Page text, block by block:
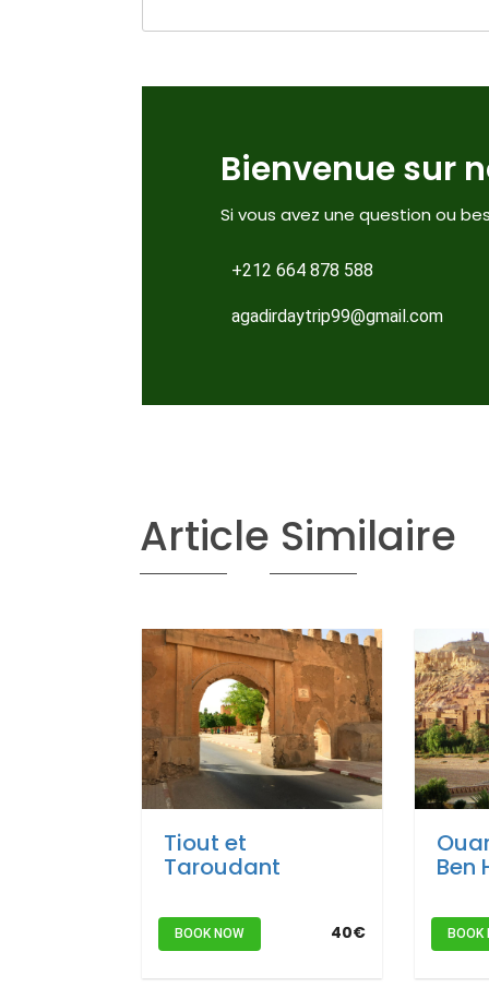
Bienvenue sur
Si vous avez une question ou
+212 664 878 588
agadirdaytrip99@gmail.com
Article Similaire
Tiout et
Taroudant
BOOK NOW 40€
Ben
BOOK